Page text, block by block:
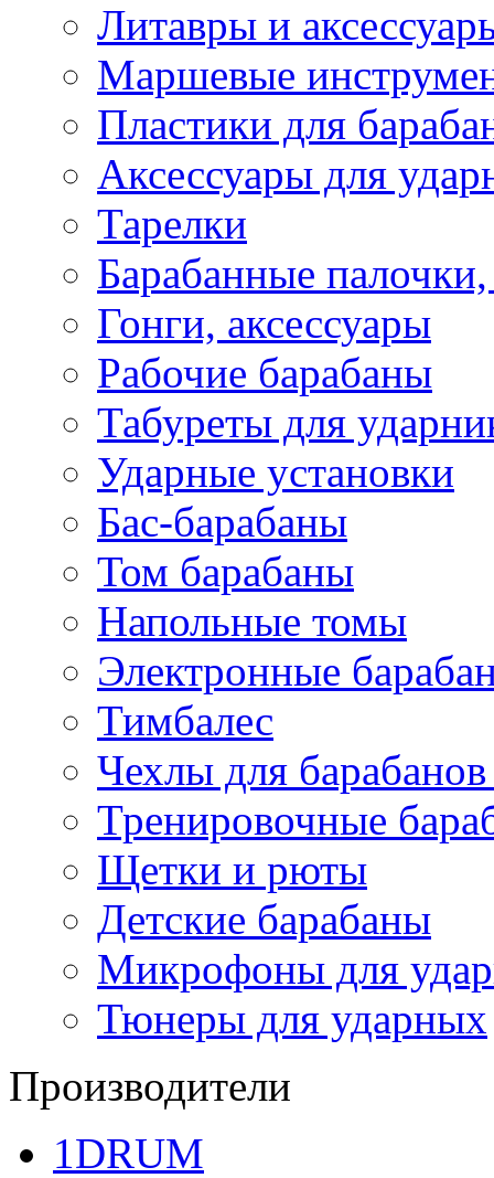
Литавры и
Маршевые
Пластики для
Аксессуары для
Тарелки
Барабанные палочки,
Гонги, аксессуары
Рабочие барабаны
Табуреты для
Ударные установки
Бас-барабаны
Том барабаны
Напольные томы
Электронные
Тимбалес
Чехлы для
Тренировочные
Щетки и рюты
Детские барабаны
Микрофоны для
Тюнеры для ударных
Производители
1DRUM